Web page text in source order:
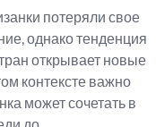
потеряли свое
однако тенденция
открывает новые
контексте важно
может сочетать в